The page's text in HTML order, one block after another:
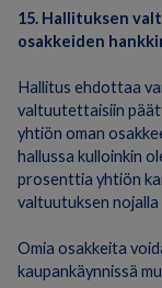
15. Hallituksen
osakkeiden
Hallitus ehdottaa
valtuutettaisiin
yhtiön oman
hallussa kulloinkin
prosenttia yhtiön
valtuutuksen nojalla
Omia osakkeita
kaupankäynnissä